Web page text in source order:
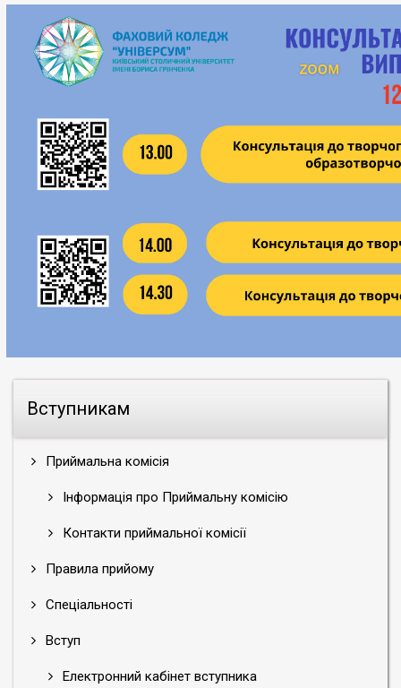
Вступникам
Приймальна комісія
Інформація про Приймальну комісію
Контакти приймальної комісії
Правила прийому
Спеціальності
Вступ
Електронний кабінет вступника